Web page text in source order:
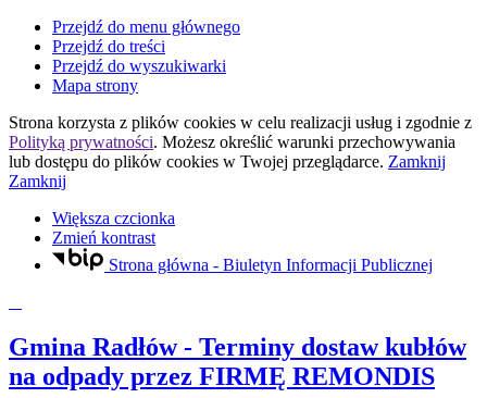
Przejdź do menu głównego
Przejdź do treści
Przejdź do wyszukiwarki
Mapa strony
Strona korzysta z plików cookies w celu realizacji usług i zgodnie z
Polityką prywatności. Możesz określić warunki przechowywania
lub dostępu do plików cookies w Twojej przeglądarce. Zamknij
Zamknij
Większa czcionka
Zmień kontrast
Strona główna - Biuletyn Informacji Publicznej
Gmina Radłów- Terminy dostaw kubłów
na odpady przez FIRMĘ REMONDIS